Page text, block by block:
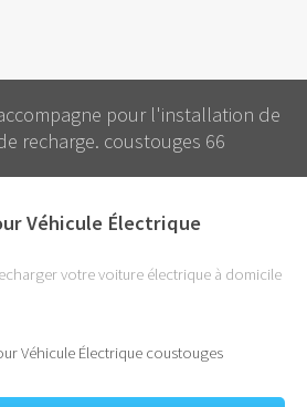
pour l'installation de
recharge. coustouges 66
Véhicule Électrique
votre voiture électrique à domicile